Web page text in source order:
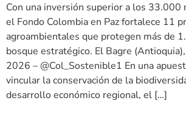
Con una inversión superior a los 33.000
el Fondo Colombia en Paz fortalece 11
agroambientales que protegen más de
bosque estratégico. El Bagre
2026 – @Col_Sostenible1 En una
vincular la conservación de la
desarrollo económico regional, el […]